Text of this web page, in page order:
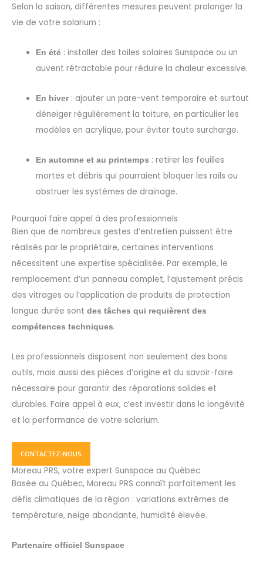
Selon la saison, différentes mesures peuvent prolonger la
vie de votre solarium :
En été : installer des toiles solaires Sunspace ou un
auvent rétractable pour réduire la chaleur excessive.
En hiver: ajouter un pare-vent temporaire et surtout
déneiger régulièrement la toiture, en particulier les
modèles en acrylique, pour éviter toute surcharge.
En automne et au printemps : retirer les feuilles
mortes et débris qui pourraient bloquer les rails ou
obstruer les systèmes de drainage.
Pourquoi faire appel à des professionnels
Bien que de nombreux gestes d’entretien puissent être
réalisés par le propriétaire, certaines interventions
nécessitent une expertise spécialisée. Par exemple, le
remplacement d’un panneau complet, l’ajustement précis
des vitrages ou l’application de produits de protection
longue durée sont des tâches qui requièrent des
compétences techniques.
Les professionnels disposent non seulement des bons
outils, mais aussi des pièces d’origine et du savoir-faire
nécessaire pour garantir des réparations solides et
durables. Faire appel à eux, c’est investir dans la longévité
et la performance de votre solarium.
CONTACTEZ-NOUS
Moreau PRS, votre expert Sunspace au Québec
Basée au Québec, Moreau PRS connaît parfaitement les
défis climatiques de la région : variations extrêmes de
température, neige abondante, humidité élevée.
Partenaire officiel Sunspace